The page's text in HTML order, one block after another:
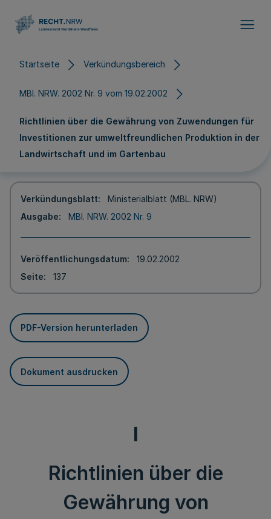
Startseite Verkündungsbereich
MBl. NRW. 2002 Nr. 9 vom 19.02.2002
Richtlinien über die Gewährung von Zuwendungen für
Investitionen zur umweltfreundlichen Produktion in der
Landwirtschaft und im Gartenbau
Verkündungsblatt
Ministerialblatt (MBL. NRW)
Ausgabe
MBl. NRW. 2002 Nr. 9
Veröffentlichungsdatum
19.02.2002
Seite
137
PDF-Version herunterladen
Dokument ausdrucken
I
Richtlinien über die
Gewährung von